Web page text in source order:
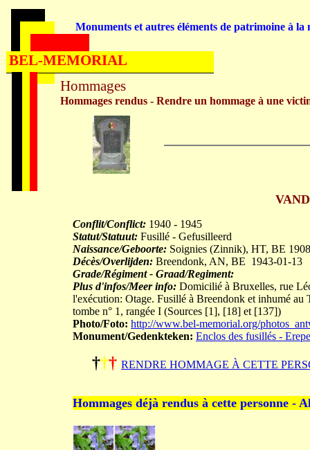
Conflit/Conflict: 1940 - 1945
Statut/Statuut: Fusillé - Gefusilleerd
Naissance/Geboorte: Soignies (Zinnik), HT, BE
Décès/Overlijden: Breendonk, AN, BE 1943-01-13
Grade/Régiment - Graad/Regiment:
Plus d'infos/Meer info: Domicilié à Bruxelles, rue
l'exécution: Otage. Fusillé à Breendonk et inhumé
tombe n° 1, rangée I (Sources [1], [18] et [137])
Photo/Foto: http://www.bel-memorial.org/
Monument/Gedenkteken: Enclos des fusillés -
††† RENDRE HOMMAGE À CETTE
Hommages déjà rendus à cette personne -
Hommages
Hommages rendus - Rendre un hommage à une
Monuments et autres éléments de patrimoine à la
BEL-MEMORIAL